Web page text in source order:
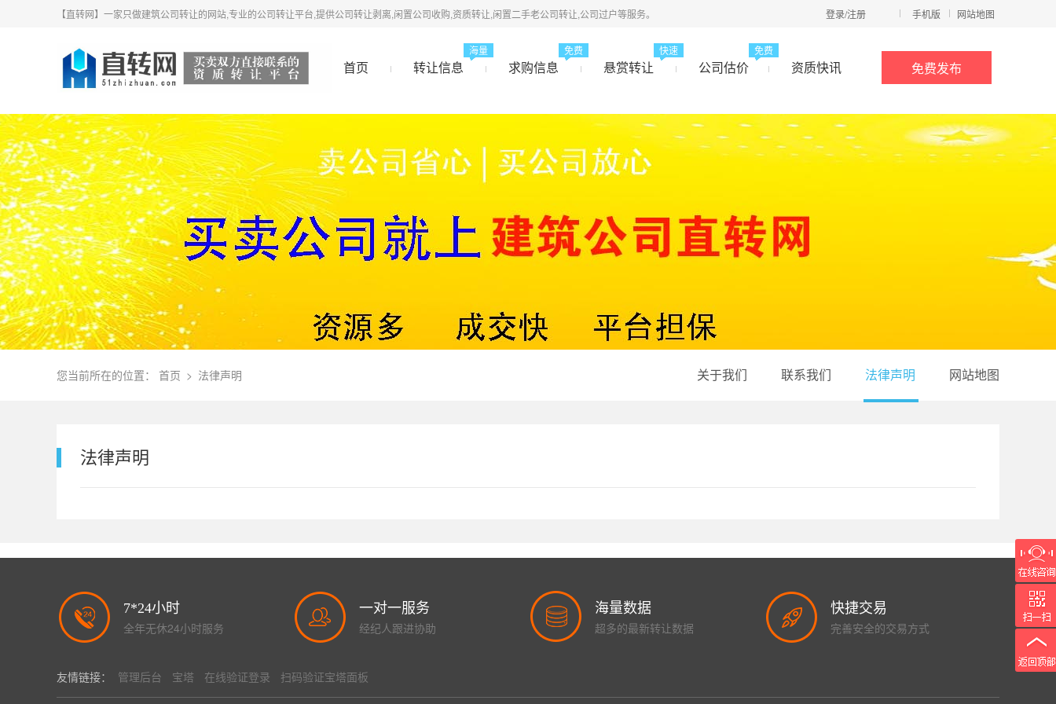
【直转网】一家只做建筑公司转让的网站,专业的公司转让平台,提供公司转让剥离,闲置公司收购,资质转让,闲置二手老公司转让,公司过户等服务。 登录/注册 手机版 网站地图
首页 转让信息
海量
求购信息
免费
悬赏转让
快速
公司估价
免费
资质快讯 免费发布
您当前所在的位置： 首页 > 法律声明 关于我们 联系我们 法律声明 网站地图
法律声明
7*24小时
全年无休24小时服务
一对一服务
经纪人跟进协助
海量数据
超多的最新转让数据
快捷交易
完善安全的交易方式
友情链接： 管理后台 宝塔 在线验证登录 扫码验证宝塔面板